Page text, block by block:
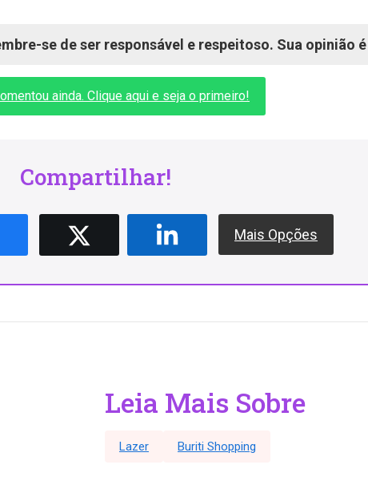
se de ser responsável e respeitoso. Sua opinião
ainda. Clique aqui e seja o primeiro!
Compartilhar!
Mais Opções
Leia Mais Sobre
Lazer Buriti Shopping